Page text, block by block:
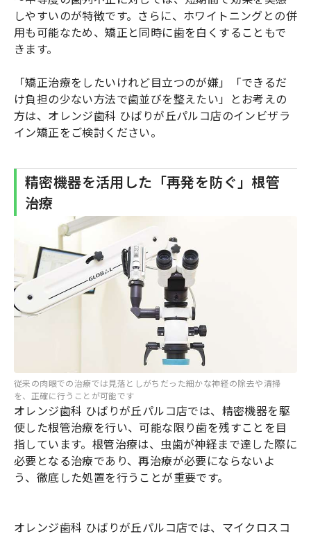
しやすいのが特徴です。さらに、ホワイトニングとの併
用も可能なため、矯正と同時に歯を白くすることもで
きます。
「矯正治療をしたいけれど目立つのが嫌」「できるだ
け負担の少ない方法で歯並びを整えたい」とお考えの
方は、オレンジ歯科 ひばりが丘パルコ店のインビザラ
イン矯正をご検討ください。
精密機器を活用した「再発を防ぐ」根管
治療
従来の肉眼での治療では見落としがちだった細かな神経の除去や清掃
を、正確に行うことが可能です
オレンジ歯科 ひばりが丘パルコ店では、精密機器を駆
使した根管治療を行い、可能な限り歯を残すことを目
指しています。根管治療は、虫歯が神経まで達した際に
必要となる治療であり、再治療が必要にならないよ
う、徹底した処置を行うことが重要です。
オレンジ歯科 ひばりが丘パルコ店では、マイクロスコ